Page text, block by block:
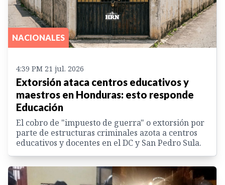
NACIONALES
4:39 PM 21 jul. 2026
Extorsión ataca centros educativos y
maestros en Honduras: esto responde
Educación
El cobro de "impuesto de guerra" o extorsión por
parte de estructuras criminales azota a centros
educativos y docentes en el DC y San Pedro Sula.